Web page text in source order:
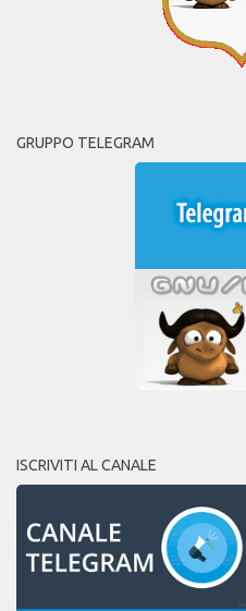
GRUPPO TELEGRAM
ISCRIVITI AL CANALE